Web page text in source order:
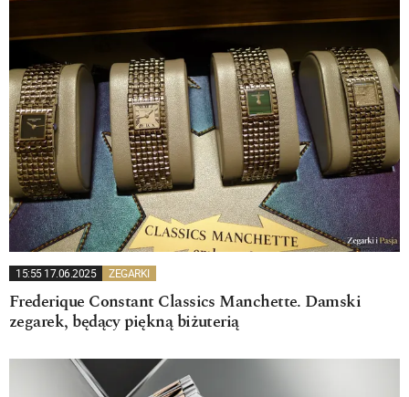
15:55 17.06.2025 ZEGARKI
Frederique Constant Classics Manchette. Damski
zegarek, będący piękną biżuterią